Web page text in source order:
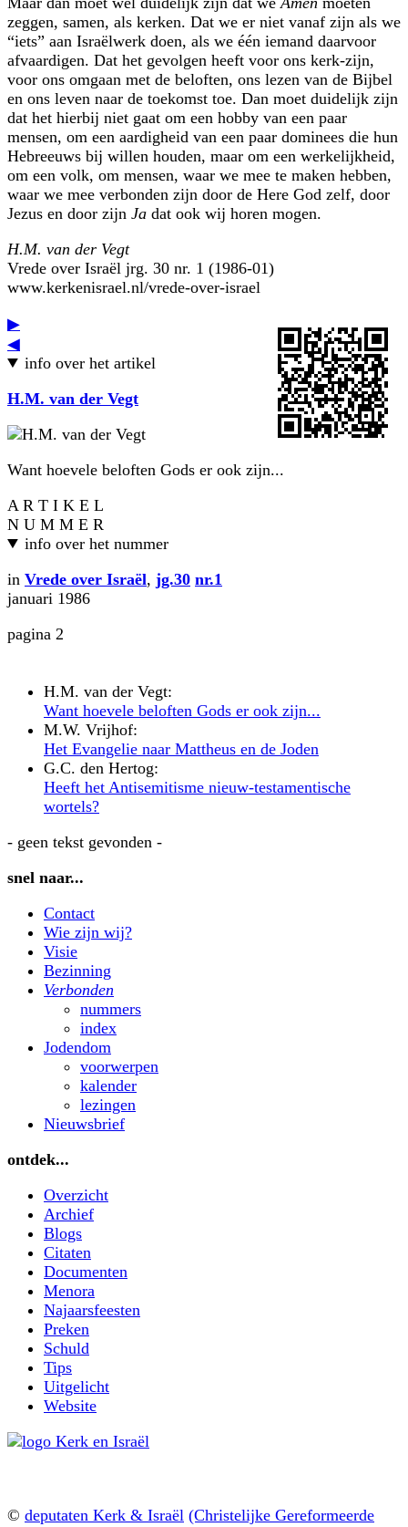
zeggen, samen, als kerken. Dat we er niet vanaf zijn als we
iets
aan Israëlwerk doen, als we één iemand daarvoor
afvaardigen. Dat het gevolgen heeft voor ons kerk-zijn,
voor ons omgaan met de beloften, ons lezen van de Bijbel
en ons leven naar de toekomst toe. Dan moet duidelijk zijn
dat het hierbij niet gaat om een hobby van een paar
mensen, om een aardigheid van een paar dominees die hun
Hebreeuws bij willen houden, maar om een werkelijkheid,
om een volk, om mensen, waar we mee te maken hebben,
waar we mee verbonden zijn door de Here God zelf, door
Jezus en door zijn Ja dat ook wij horen mogen.
H.M. van der Vegt
Vrede over Israël jrg. 30 nr. 1 (1986-01)
www.kerkenisrael.nl/vrede-over-israel
▶
◀
info over het artikel
H.M. van der Vegt
Want hoevele beloften Gods er ook zijn...
A R T I K E L
N U M M E R
info over het nummer
in Vrede over Israël, jg.30 nr.1
januari 1986
pagina 2
H.M. van der Vegt:
Want hoevele beloften Gods er ook zijn...
M.W. Vrijhof:
Het Evangelie naar Mattheus en de Joden
G.C. den Hertog:
Heeft het Antisemitisme nieuw-testamentische
wortels?
- geen tekst gevonden -
snel naar...
Contact
Wie zijn wij?
Visie
Bezinning
Verbonden
nummers
index
Jodendom
voorwerpen
kalender
lezingen
Nieuwsbrief
ontdek...
Overzicht
Archief
Blogs
Citaten
Documenten
Menora
Najaarsfeesten
Preken
Schuld
Tips
Uitgelicht
Website
© deputaten Kerk & Israël (Christelijke Gereformeerde